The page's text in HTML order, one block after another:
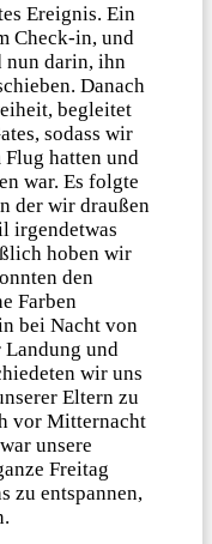
Ereignis. Ein
Check-in, und
nun darin, ihn
Danach
begleitet
sodass wir
hatten und
war. Es folgte
der wir draußen
irgendetwas
hoben wir
den
Farben
bei Nacht von
Landung und
wir uns
Eltern zu
vor Mitternacht
unsere
Freitag
zu entspannen,